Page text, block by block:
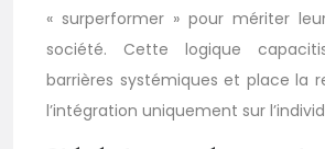
« surperformer » pour mériter
société. Cette logique
barrières systémiques et place la
l’intégration uniquement sur